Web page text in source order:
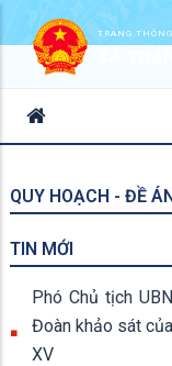
TRANG
QUY HOẠCH - ĐỀ
TIN MỚI
Phó Chủ tịch
Đoàn khảo sát
XV